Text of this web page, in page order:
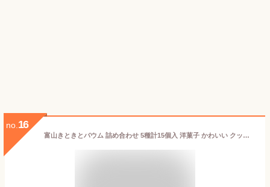
no. 16
富山きときとバウム 詰め合わせ 5種計15個入 洋菓子 かわいい クッキー ばらまき 個包装 お菓子 富山土産スイーツ ご当地スイーツ おやつ かわいいお菓子 【沖縄・離島 お届け不可】